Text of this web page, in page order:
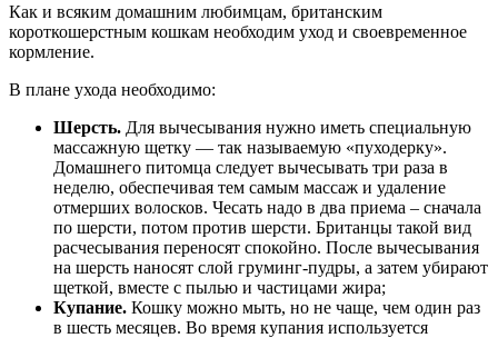
Как и всяким домашним любимцам, британским
короткошерстным кошкам необходим уход и своевременное
кормление.
В плане ухода необходимо:
Шерсть. Для вычесывания нужно иметь специальную
массажную щетку — так называемую «пуходерку».
Домашнего питомца следует вычесывать три раза в
неделю, обеспечивая тем самым массаж и удаление
отмерших волосков. Чесать надо в два приема – сначала
по шерсти, потом против шерсти. Британцы такой вид
расчесывания переносят спокойно. После вычесывания
на шерсть наносят слой груминг-пудры, а затем убирают
щеткой, вместе с пылью и частицами жира;
Купание. Кошку можно мыть, но не чаще, чем один раз
в шесть месяцев. Во время купания используется